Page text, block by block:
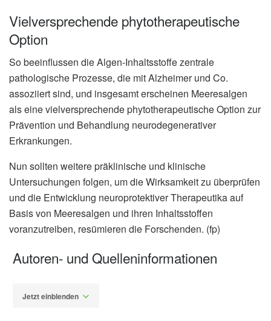
Vielversprechende phytotherapeutische
Option
So beeinflussen die Algen-Inhaltsstoffe zentrale
pathologische Prozesse, die mit Alzheimer und Co.
assoziiert sind, und insgesamt erscheinen Meeresalgen
als eine vielversprechende phytotherapeutische Option zur
Prävention und Behandlung neurodegenerativer
Erkrankungen.
Nun sollten weitere präklinische und klinische
Untersuchungen folgen, um die Wirksamkeit zu überprüfen
und die Entwicklung neuroprotektiver Therapeutika auf
Basis von Meeresalgen und ihren Inhaltsstoffen
voranzutreiben, resümieren die Forschenden. (fp)
Autoren- und Quelleninformationen
Jetzt einblenden